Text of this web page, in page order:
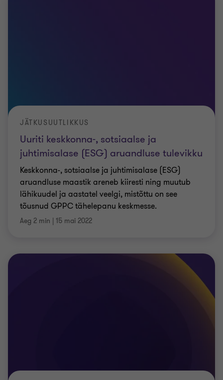
Uuriti keskkonna-, sotsiaalse ja
juhtimisalase (ESG) aruandluse tulevikku
JÄTKUSUUTLIKKUS
Keskkonna-, sotsiaalse ja juhtimisalase (ESG)
aruandluse maastik areneb kiiresti ning muutub
lähikuudel ja ­aastatel veelgi, mistõttu on see
tõusnud GPPC tähelepanu keskmesse.
Aeg 2 min | 15 mai 2022